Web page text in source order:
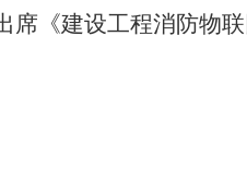
席《建设工程消防物